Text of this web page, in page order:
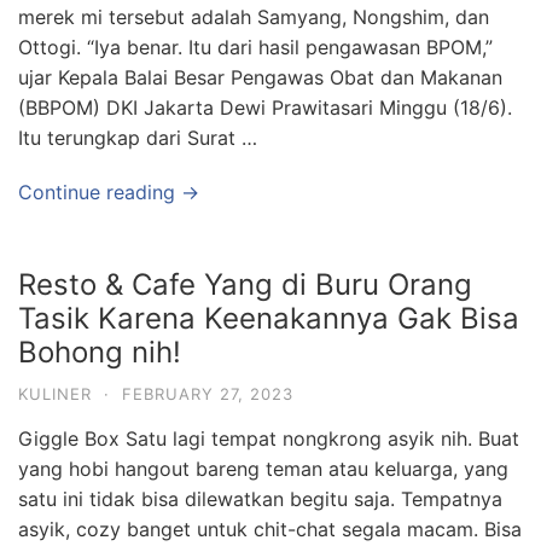
merek mi tersebut adalah Samyang, Nongshim, dan
Ottogi. “Iya benar. Itu dari hasil pengawasan BPOM,”
ujar Kepala Balai Besar Pengawas Obat dan Makanan
(BBPOM) DKI Jakarta Dewi Prawitasari Minggu (18/6).
Itu terungkap dari Surat …
Continue reading →
Resto & Cafe Yang di Buru Orang
Tasik Karena Keenakannya Gak Bisa
Bohong nih!
KULINER · FEBRUARY 27, 2023
Giggle Box Satu lagi tempat nongkrong asyik nih. Buat
yang hobi hangout bareng teman atau keluarga, yang
satu ini tidak bisa dilewatkan begitu saja. Tempatnya
asyik, cozy banget untuk chit-chat segala macam. Bisa